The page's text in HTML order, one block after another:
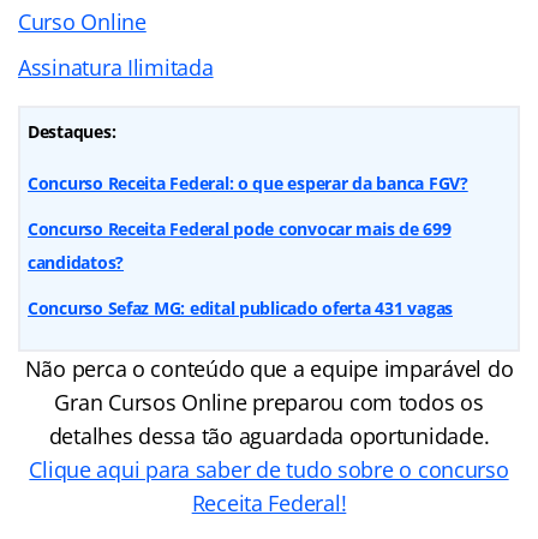
Curso Online
Assinatura Ilimitada
Destaques:
Concurso Receita Federal: o que esperar da banca FGV?
Concurso Receita Federal pode convocar mais de 699
candidatos?
Concurso Sefaz MG: edital publicado oferta 431 vagas
Não perca o conteúdo que a equipe imparável do
Gran Cursos Online preparou com todos os
detalhes dessa tão aguardada oportunidade.
Clique aqui para saber de tudo sobre o concurso
Receita Federal!